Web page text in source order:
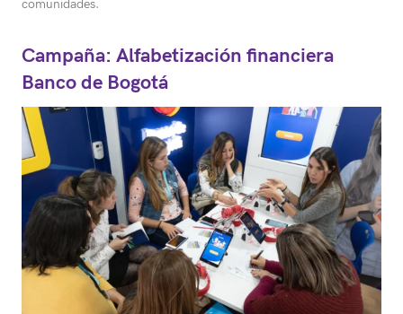
comunidades.
Campaña: Alfabetización financiera
Banco de Bogotá